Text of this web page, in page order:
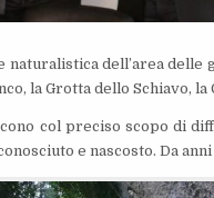
naturalistica dell’area delle
la Grotta dello Schiavo,
col preciso scopo di
e nascosto. Da